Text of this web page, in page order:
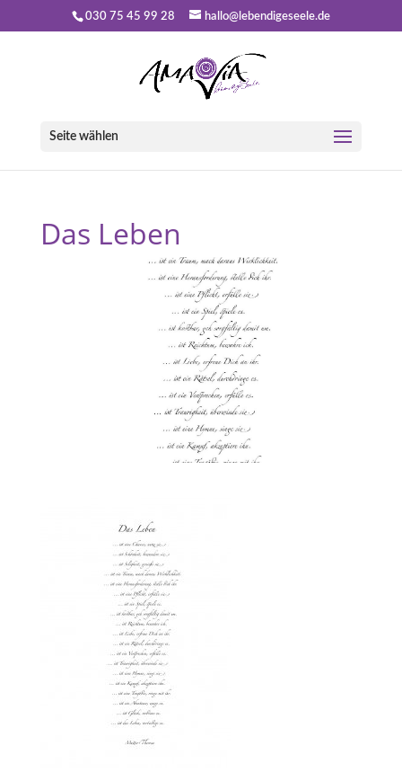
030 75 45 99 28 hallo@lebendigeseele.de
Seite wählen
Das Leben